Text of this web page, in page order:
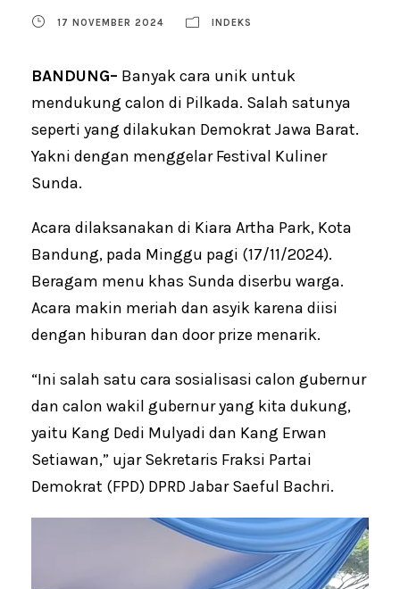
17 NOVEMBER 2024 INDEKS
BANDUNG– Banyak cara unik untuk
mendukung calon di Pilkada. Salah satunya
seperti yang dilakukan Demokrat Jawa Barat.
Yakni dengan menggelar Festival Kuliner
Sunda.
Acara dilaksanakan di Kiara Artha Park, Kota
Bandung, pada Minggu pagi (17/11/2024).
Beragam menu khas Sunda diserbu warga.
Acara makin meriah dan asyik karena diisi
dengan hiburan dan door prize menarik.
“Ini salah satu cara sosialisasi calon gubernur
dan calon wakil gubernur yang kita dukung,
yaitu Kang Dedi Mulyadi dan Kang Erwan
Setiawan,” ujar Sekretaris Fraksi Partai
Demokrat (FPD) DPRD Jabar Saeful Bachri.